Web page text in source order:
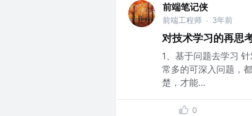
前端笔记侠
前端工程师 · 3年前
对技术学习的再思
1、基于问题去学习
常多的可深入问题，
楚，才能...
0